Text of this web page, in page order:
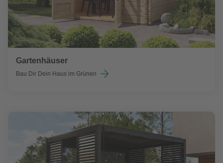
Gartenhäuser
Bau Dir Dein Haus im Grünen